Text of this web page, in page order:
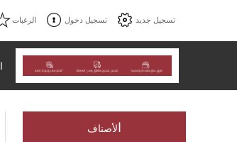
تسجيل جديد تسجيل دخول الرغبات
لأصناف